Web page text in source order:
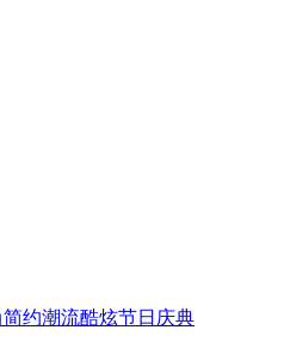
约潮流酷炫节日庆典